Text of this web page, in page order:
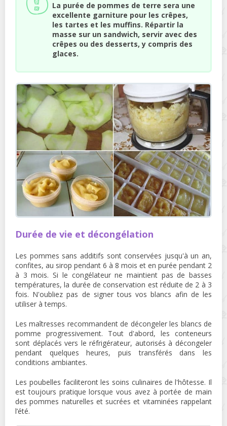
La purée de pommes de terre sera une
excellente garniture pour les crêpes,
les tartes et les muffins. Répartir la
masse sur un sandwich, servir avec des
crêpes ou des desserts, y compris des
glaces.
Durée de vie et décongélation
Les pommes sans additifs sont conservées jusqu'à un an,
confites, au sirop pendant 6 à 8 mois et en purée pendant 2
à 3 mois. Si le congélateur ne maintient pas de basses
températures, la durée de conservation est réduite de 2 à 3
fois. N'oubliez pas de signer tous vos blancs afin de les
utiliser à temps.
Les maîtresses recommandent de décongeler les blancs de
pomme progressivement. Tout d'abord, les conteneurs
sont déplacés vers le réfrigérateur, autorisés à décongeler
pendant quelques heures, puis transférés dans les
conditions ambiantes.
Les poubelles faciliteront les soins culinaires de l'hôtesse. Il
est toujours pratique lorsque vous avez à portée de main
des pommes naturelles et sucrées et vitaminées rappelant
l’été.